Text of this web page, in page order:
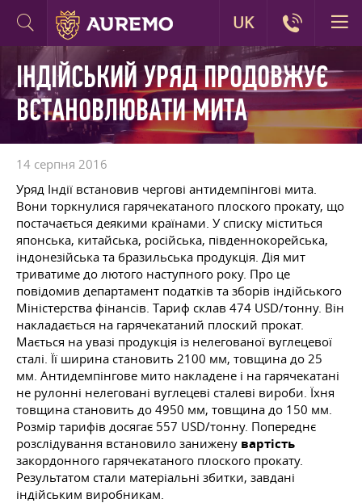
ІНДІЙСЬКИЙ УРЯД ПРОДОВЖУЄ
ВСТАНОВЛЮВАТИ МИТА
14 серпня 2016
Уряд Індії встановив чергові антидемпінгові мита.
Вони торкнулися гарячекатаного плоского прокату, що
постачається деякими країнами. У списку міститься
японська, китайська, російська, південнокорейська,
індонезійська та бразильська продукція. Дія мит
триватиме до лютого наступного року. Про це
повідомив департамент податків та зборів індійського
Міністерства фінансів. Тариф склав 474 USD/тонну. Він
накладається на гарячекатаний плоский прокат.
Мається на увазі продукція із нелегованої вуглецевої
сталі. Її ширина становить 2100 мм, товщина до 25
мм. Антидемпінгове мито накладене і на гарячекатані
не рулонні нелеговані вуглецеві сталеві вироби. Їхня
товщина становить до 4950 мм, товщина до 150 мм.
Розмір тарифів досягає 557 USD/тонну. Попереднє
розслідування встановило занижену вартість
закордонного гарячекатаного плоского прокату.
Результатом стали матеріальні збитки, завдані
індійським виробникам.
UK